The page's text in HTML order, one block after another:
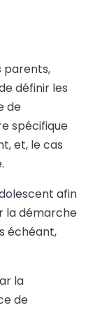
parents,
définir les
de
spécifique
et, le cas
afin
la démarche
échéant,
la
de